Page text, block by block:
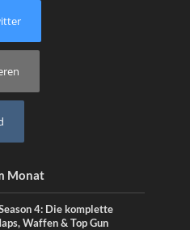
Monat
4: Die komplette
Waffen & Top Gun